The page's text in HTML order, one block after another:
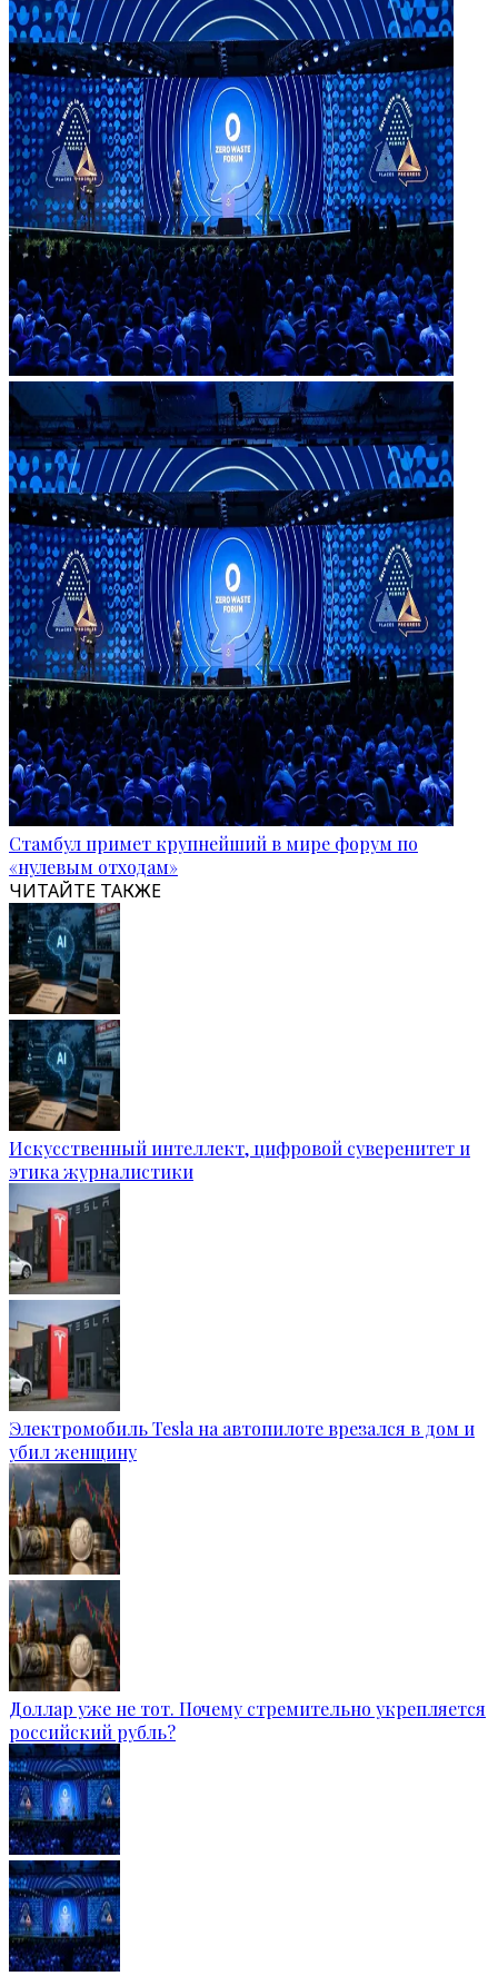
Стамбул примет крупнейший в мире форум по
«нулевым отходам»
ЧИТАЙТЕ ТАКЖЕ
Искусственный интеллект, цифровой суверенитет и
этика журналистики
Электромобиль Tesla на автопилоте врезался в дом и
убил женщину
Доллар уже не тот. Почему стремительно укрепляется
российский рубль?